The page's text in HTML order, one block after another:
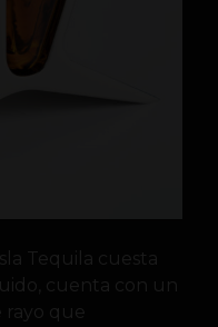
Tequila cuesta
cuenta con un
rayo que